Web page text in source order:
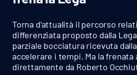
Sport
Cultura
Torna d’attualità il percorso
differenziata proposto dalla
parziale bocciatura ricevuta
accelerare i tempi. Ma la frenata
direttamente da Roberto